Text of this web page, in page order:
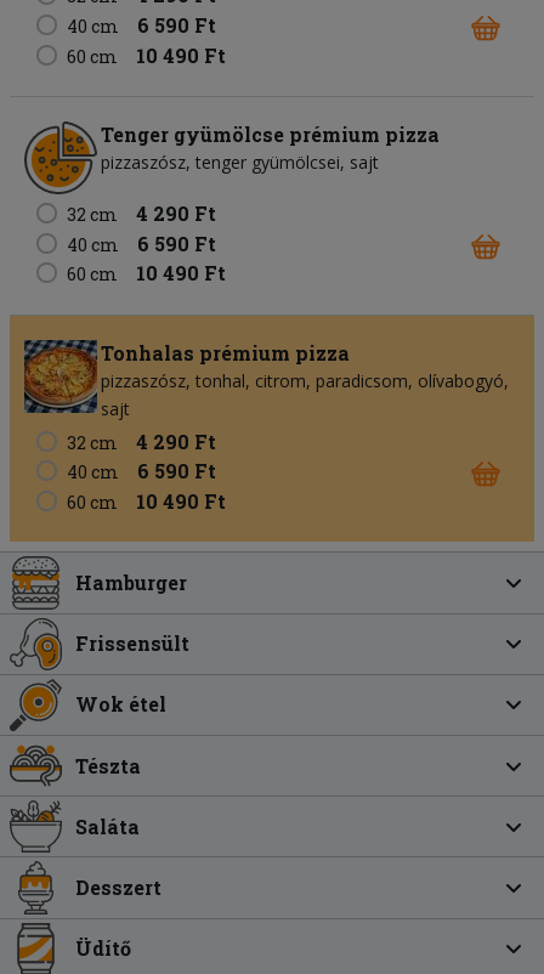
40 cm 6 590 Ft
60 cm 10 490 Ft
Tenger gyümölcse prémium pizza
pizzaszósz tenger gyümölcsei sajt
32 cm 4 290 Ft
40 cm 6 590 Ft
60 cm 10 490 Ft
Tonhalas prémium pizza
pizzaszósz tonhal citrom paradicsom olívabogyó
sajt
32 cm
4 290 Ft
40 cm 6 590 Ft
60 cm 10 490 Ft
Hamburger
Frissensült
Wok étel
Tészta
Saláta
Desszert
Üdítő